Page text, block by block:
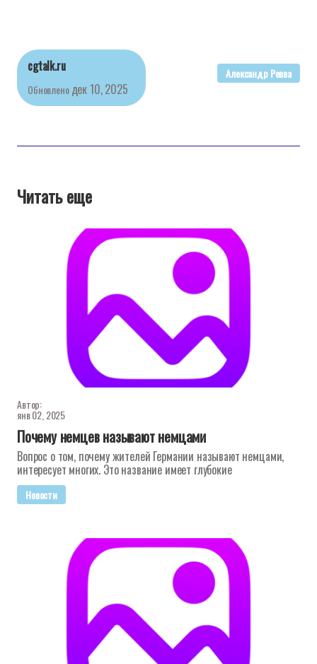
cgtalk.ru
Обновлено дек 10, 2025
Александр Ревва
Читать еще
Автор:
янв 02, 2025
Почему немцев называют немцами
Вопрос о том, почему жителей Германии называют немцами,
интересует многих. Это название имеет глубокие
Новости